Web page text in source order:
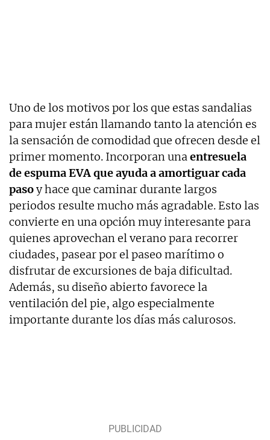
Uno de los motivos por los que estas sandalias
para mujer están llamando tanto la atención es
la sensación de comodidad que ofrecen desde el
primer momento. Incorporan unaentresuela
de espuma EVA que ayuda a amortiguar cada
pasoy hace que caminar durante largos
periodos resulte mucho más agradable. Esto las
convierte en una opción muy interesante para
quienes aprovechan el verano para recorrer
ciudades, pasear por el paseo marítimo o
disfrutar de excursiones de baja dificultad.
Además, su diseño abierto favorece la
ventilación del pie, algo especialmente
importante durante los días más calurosos.